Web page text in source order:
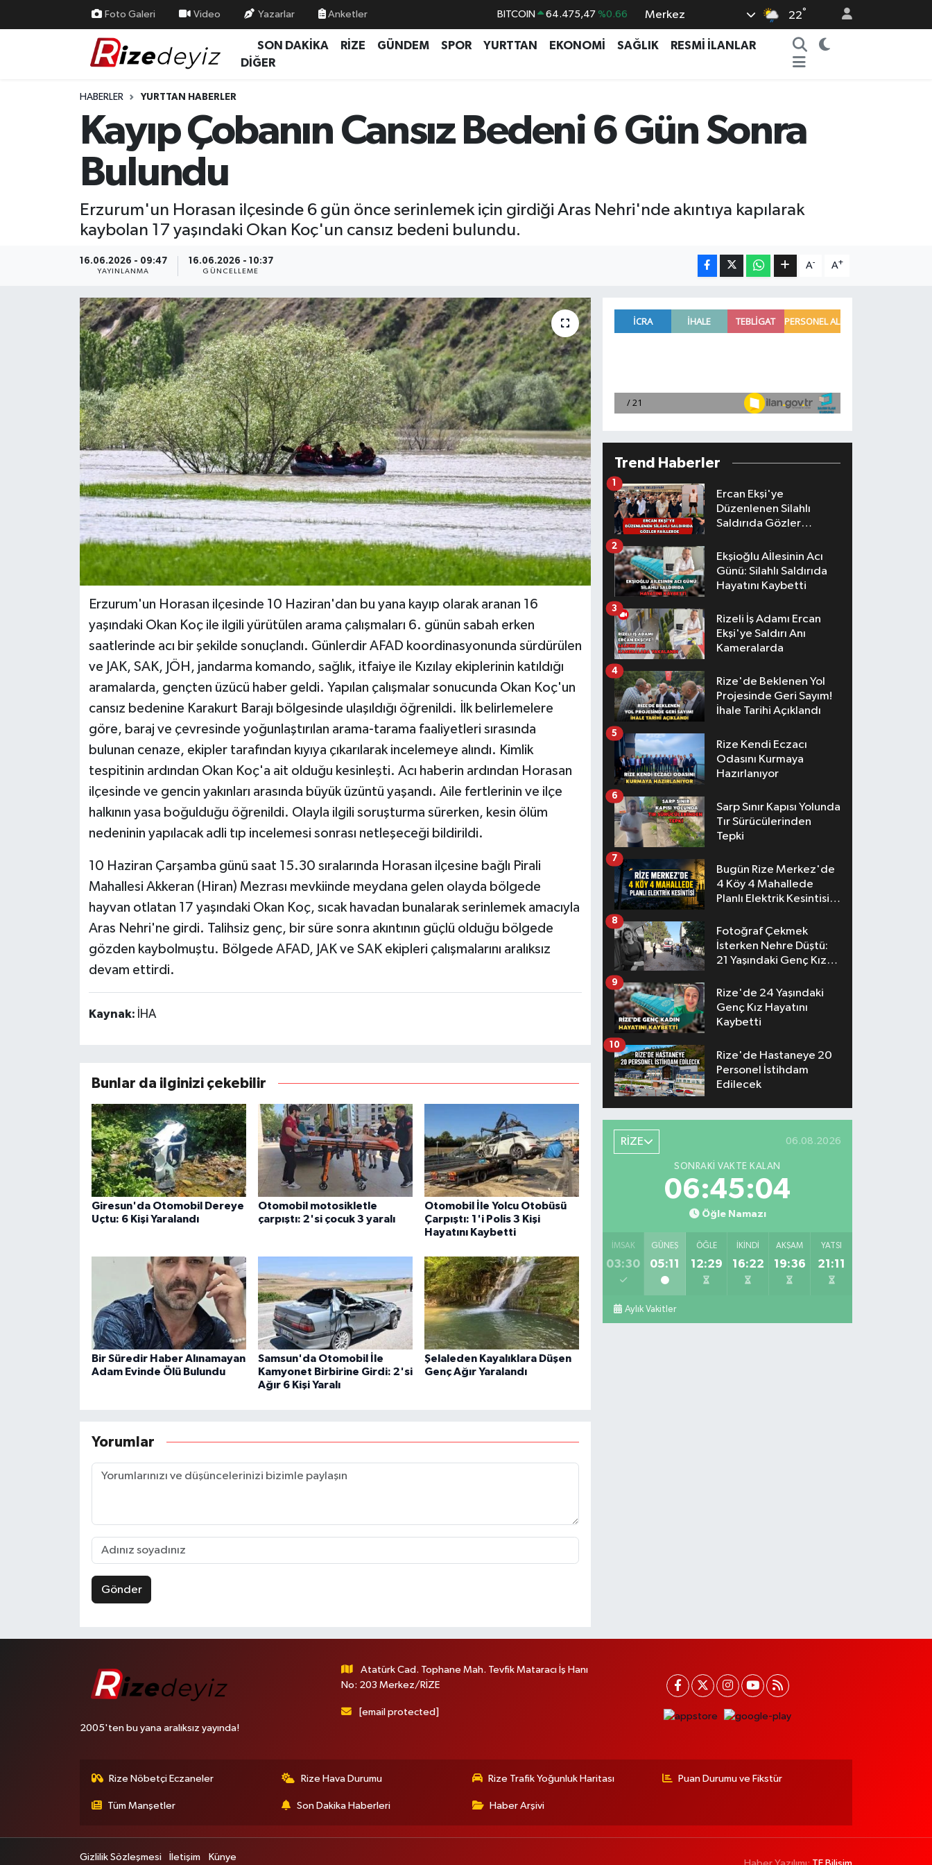
Foto Galeri Video Yazarlar Anketler
BITCOIN 64.475,47 %0.66
BİST100 13.703 %0
Merkez 22°
SON DAKİKA RİZE GÜNDEM SPOR YURTTAN EKONOMİ SAĞLIK
RESMİ İLANLAR
DİĞER
HABERLER YURTTAN HABERLER
Kayıp Çobanın Cansız Bedeni 6 Gün Sonra
Bulundu
Erzurum'un Horasan ilçesinde 6 gün önce serinlemek için girdiği Aras Nehri'nde akıntıya kapılarak
kaybolan 17 yaşındaki Okan Koç'un cansız bedeni bulundu.
16.06.2026 - 09:47
YAYINLANMA
16.06.2026 - 10:37
GÜNCELLEME
A- A+
Erzurum'un Horasan ilçesinde 10 Haziran'dan bu yana kayıp olarak aranan 16
yaşındaki Okan Koç ile ilgili yürütülen arama çalışmaları 6. günün sabah erken
saatlerinde acı bir şekilde sonuçlandı. Günlerdir AFAD koordinasyonunda sürdürülen
ve JAK, SAK, JÖH, jandarma komando, sağlık, itfaiye ile Kızılay ekiplerinin katıldığı
aramalarda, gençten üzücü haber geldi. Yapılan çalışmalar sonucunda Okan Koç'un
cansız bedenine Karakurt Barajı bölgesinde ulaşıldığı öğrenildi. İlk belirlemelere
göre, baraj ve çevresinde yoğunlaştırılan arama-tarama faaliyetleri sırasında
bulunan cenaze, ekipler tarafından kıyıya çıkarılarak incelemeye alındı. Kimlik
tespitinin ardından Okan Koç'a ait olduğu kesinleşti. Acı haberin ardından Horasan
ilçesinde ve gencin yakınları arasında büyük üzüntü yaşandı. Aile fertlerinin ve ilçe
halkının yasa boğulduğu öğrenildi. Olayla ilgili soruşturma sürerken, kesin ölüm
nedeninin yapılacak adli tıp incelemesi sonrası netleşeceği bildirildi.
10 Haziran Çarşamba günü saat 15.30 sıralarında Horasan ilçesine bağlı Pirali
Mahallesi Akkeran (Hiran) Mezrası mevkiinde meydana gelen olayda bölgede
hayvan otlatan 17 yaşındaki Okan Koç, sıcak havadan bunalarak serinlemek amacıyla
Aras Nehri'ne girdi. Talihsiz genç, bir süre sonra akıntının güçlü olduğu bölgede
gözden kaybolmuştu. Bölgede AFAD, JAK ve SAK ekipleri çalışmalarını aralıksız
devam ettirdi.
Kaynak: İHA
Bunlar da ilginizi çekebilir
Giresun'da Otomobil Dereye
Uçtu: 6 Kişi Yaralandı
Otomobil motosikletle
çarpıştı: 2'si çocuk 3 yaralı
Otomobil İle Yolcu Otobüsü
Çarpıştı: 1'i Polis 3 Kişi
Hayatını Kaybetti
Bir Süredir Haber Alınamayan
Adam Evinde Ölü Bulundu
Samsun'da Otomobil İle
Kamyonet Birbirine Girdi: 2'si
Ağır 6 Kişi Yaralı
Şelaleden Kayalıklara Düşen
Genç Ağır Yaralandı
Yorumlar
Gönder
Trend Haberler
Ercan Ekşi'ye
Düzenlenen Silahlı
Saldırıda Gözler
1
Ekşioğlu Aİlesinin Acı
Günü: Silahlı Saldırıda
Hayatını Kaybetti
2
Rizeli İş Adamı Ercan
Ekşi'ye Saldırı Anı
Kameralarda
3
Rize'de Beklenen Yol
Projesinde Geri Sayım!
İhale Tarihi Açıklandı
4
Rize Kendi Eczacı
Odasını Kurmaya
Hazırlanıyor
5
Sarp Sınır Kapısı Yolunda
Tır Sürücülerinden
Tepki
6
Bugün Rize Merkez'de
4 Köy 4 Mahallede
Planlı Elektrik Kesintisi
7
Fotoğraf Çekmek
İsterken Nehre Düştü:
21 Yaşındaki Genç Kız
8
Rize'de 24 Yaşındaki
Genç Kız Hayatını
Kaybetti
9
Rize'de Hastaneye 20
Personel İstihdam
Edilecek
10
RİZE 06.08.2026
SONRAKI VAKTE KALAN
06:45:03
Öğle Namazı
İMSAK
03:30
GÜNEŞ
05:11
ÖĞLE
12:29
İKINDI
16:22
AKŞAM
19:36
YATSI
21:11
Aylık Vakitler
2005'ten bu yana aralıksız yayında!
Atatürk Cad. Tophane Mah. Tevfik Mataracı İş Hanı
No: 203 Merkez/RİZE
[email protected]
Rize Nöbetçi Eczaneler Rize Hava Durumu Rize Trafik Yoğunluk Haritası Puan Durumu ve Fikstür
Tüm Manşetler Son Dakika Haberleri Haber Arşivi
Gizlilik Sözleşmesi İletişim Künye
Haber Yazılımı: TE Bilişim
Yurttan Haberler
Ekonomi
Rize Nöbetçi Eczaneler
Rize Trafik Yoğunluk Haritası
Süper Lig Puan Durumu ve Fikstür
Son Dakika Haberleri
Haber Arşivi